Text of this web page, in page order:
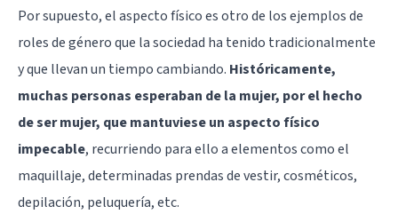
Por supuesto, el aspecto físico es otro de los ejemplos de
roles de género que la sociedad ha tenido tradicionalmente
y que llevan un tiempo cambiando. Históricamente,
muchas personas esperaban de la mujer, por el hecho
de ser mujer, que mantuviese un aspecto físico
impecable, recurriendo para ello a elementos como el
maquillaje, determinadas prendas de vestir, cosméticos,
depilación, peluquería, etc.